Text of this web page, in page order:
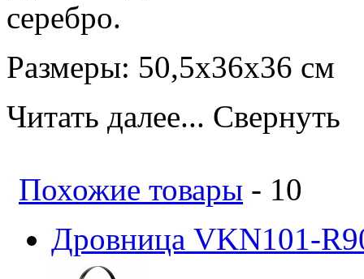
серебро.
Размеры: 50,5х36х36 см
Читать далее... Свернуть
Похожие товары - 10
Дровница VKN101-